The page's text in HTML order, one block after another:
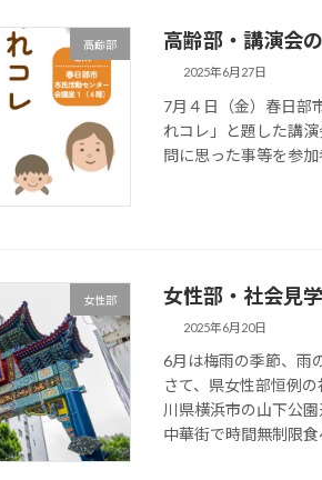
高齢部 高齢部・講演会
2025年6月27日
7月４日（金）春日部
れコレ」と題した講
問に思った事等を参
女性部 女性部・社会見
2025年6月20日
6月は梅雨の季節、雨
さて、県女性部恒例
川県横浜市の山下公
中華街で時間無制限